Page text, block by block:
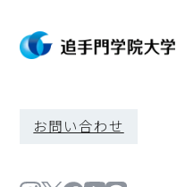
お問い合わせ